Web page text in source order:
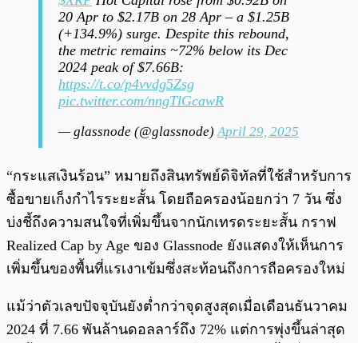
20 Apr to $2.17B on 28 Apr – a $1.25B
(+134.9%) surge. Despite this rebound,
the metric remains ~72% below its Dec
2024 peak of $7.66B:
https://t.co/p4vvdg5Zsg
pic.twitter.com/nngTlGcawR
— glassnode (@glassnode)April 29, 2025
“กระแสเงินร้อน” หมายถึงสินทรัพย์ดิจิทัลที่ใช้สำหรับการ
ซื้อขายเก็งกำไรระยะสั้น โดยถือครองน้อยกว่า 7 วัน ซึ่ง
บ่งชี้ถึงความสนใจที่เพิ่มขึ้นจากนักเทรดระยะสั้น กราฟ
Realized Cap by Age ของ Glassnode ยังแสดงให้เห็นการ
เพิ่มขึ้นของพื้นที่แรเงาเข้มซึ่งสะท้อนถึงการถือครองใหม่
แม้ว่าตัวเลขปัจจุบันยังต่ำกว่าจุดสูงสุดเมื่อเดือนธันวาคม
2024 ที่ 7.66 พันล้านดอลลาร์ถึง 72% แต่การพุ่งขึ้นล่าสุด